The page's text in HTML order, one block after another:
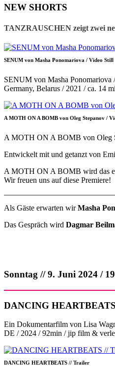
NEW SHORTS
TANZRAUSCHEN zeigt zwei
SENUM von Masha Ponomariova / Video Still
SENUM von Masha Ponomariova /
Germany, Belarus / 2021 / ca. 14
A MOTH ON A BOMB von Oleg Stepanov /
A MOTH ON A BOMB von Oleg
Entwickelt mit und getanzt von
A MOTH ON A BOMB wird das
Wir freuen uns auf diese Premiere!
Als Gäste erwarten wirMasha
Das Gespräch wird Dagmar
Sonntag // 9. Juni 2024 /
DANCING HEARTBEATS
Ein Dokumentarfilm von Lisa
DE / 2024 / 92min / jip film &
DANCING HEARTBEATS // Trailer